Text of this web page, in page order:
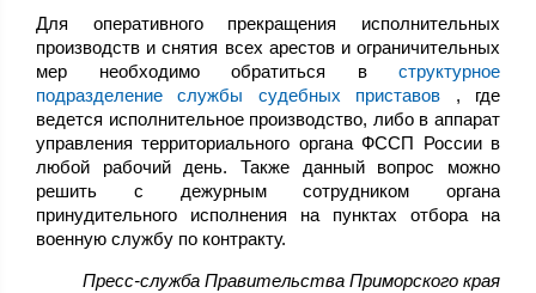
Для оперативного прекращения исполнительных
производств и снятия всех арестов и ограничительных
мер необходимо обратиться в структурное
подразделение службы судебных приставов , где
ведется исполнительное производство, либо в аппарат
управления территориального органа ФССП России в
любой рабочий день. Также данный вопрос можно
решить с дежурным сотрудником органа
принудительного исполнения на пунктах отбора на
военную службу по контракту.
Пресс-служба Правительства Приморского края